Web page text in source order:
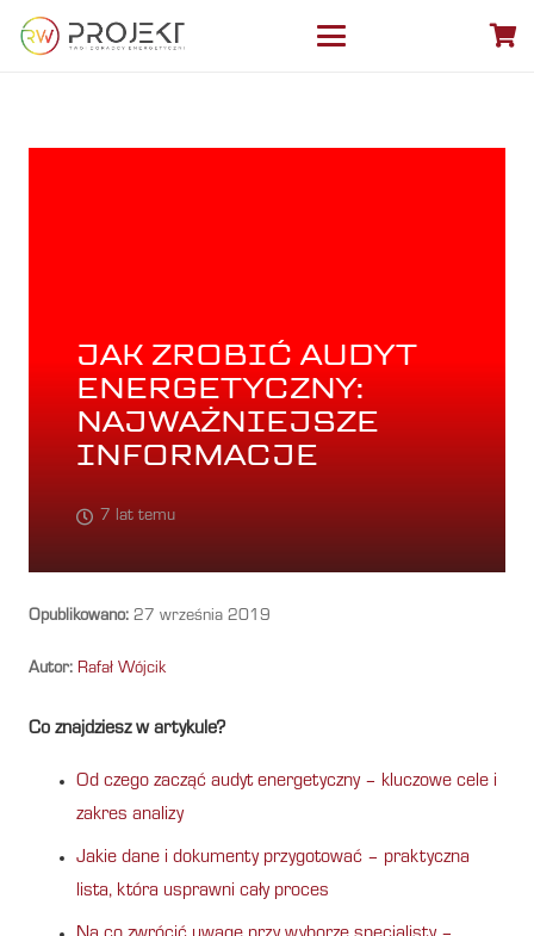
JAK ZROBIĆ AUDYT
ENERGETYCZNY:
NAJWAŻNIEJSZE
INFORMACJE
7 lat temu
Opublikowano: 27 września 2019
Autor: Rafał Wójcik
Co znajdziesz w artykule?
Od czego zacząć audyt energetyczny – kluczowe cele i
zakres analizy
Jakie dane i dokumenty przygotować – praktyczna
lista, która usprawni cały proces